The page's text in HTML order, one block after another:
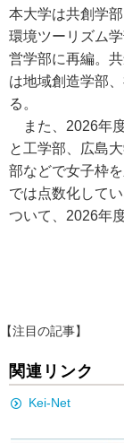
本大学は共創学
環境ツーリズム
営学部に再編。
は地域創造学部
る。
また、2026年
と工学部、広島
部などで女子枠
では点数化して
ついて、2026年
【注目の記事】
関連リンク
Kei-Net